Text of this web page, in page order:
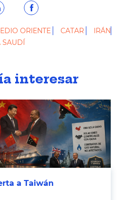
ORIENTE CATAR
IRÁN
interesar
a Taiwán